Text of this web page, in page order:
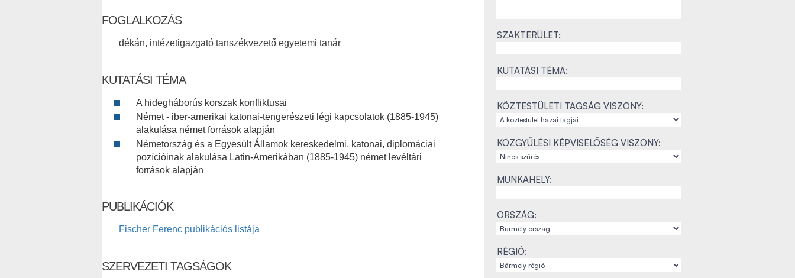
FOGLALKOZÁS
dékán, intézetigazgató tanszékvezető egyetemi tanár
KUTATÁSI TÉMA
A hidegháborús korszak konfliktusai
Német - iber-amerikai katonai-tengerészeti légi kapcsolatok (1885-1945)
alakulása német források alapján
Németország és a Egyesült Államok kereskedelmi, katonai, diplomáciai
pozícióinak alakulása Latin-Amerikában (1885-1945) német levéltári
források alapján
PUBLIKÁCIÓK
Fischer Ferenc publikációs listája
SZERVEZETI TAGSÁGOK
SZAKTERÜLET:
KUTATÁSI TÉMA:
KÖZTESTÜLETI TAGSÁG VISZONY:
KÖZGYŰLÉSI KÉPVISELŐSÉG VISZONY:
MUNKAHELY:
ORSZÁG:
RÉGIÓ: